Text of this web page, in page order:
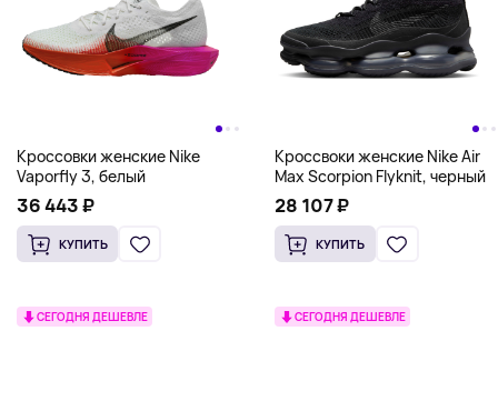
Кроссовки женские Nike
Vaporfly 3, белый
36 443 ₽
КУПИТЬ
Кроссвоки женские Nike Air
Max Scorpion Flyknit, черный
28 107 ₽
КУПИТЬ
СЕГОДНЯ ДЕШЕВЛЕ СЕГОДНЯ ДЕШЕВЛЕ